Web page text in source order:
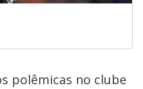
polêmicas no clube